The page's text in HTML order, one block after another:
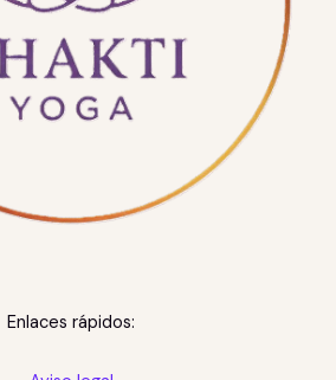
Enlaces rápidos: